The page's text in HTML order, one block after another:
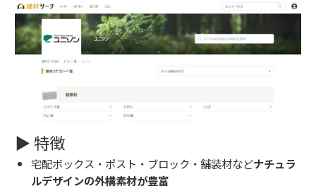
▶ 特徴
宅配ボックス・ポスト・ブロック・舗装材などナチュラ
ルデザインの外構素材が豊富